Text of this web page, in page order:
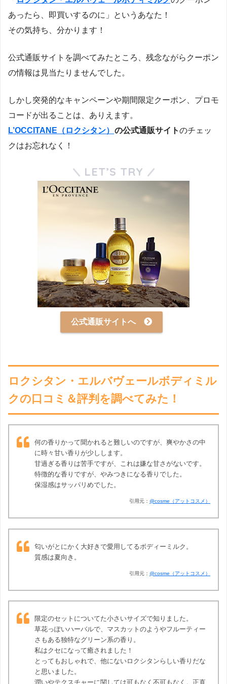
あったら、即買いするのに」というあなた！
その気持ち、分かります！
公式通販サイトを調べてみたところ、残念ながらクーポン
の情報は見当たりませんでした。
しかし突発的なキャンペーンや期間限定クーポン、プロモ
コードが出ることは、ありえます。
L’OCCITANE（ロクシタン） の公式通販サイトのチェッ
クはお忘れなく！
LET’S TRY
公式通販サイトへ
ロクシタン・エルバヴェールボディミル
クの口コミ＆評判を調べてみた！
何の香りかって聞かれると難しいのですが、爽やかさの中
に時々甘い香りが少しします。
甘過ぎる香りは苦手ですが、これは嫌な甘さがないです。
特徴的な香りですが、やみつきになる香りでした。
保湿感はサッパリめでした。
引用元： @cosme（アットコスメ）
匂いがとにかく大好きで愛用してるボディーミルク。
質感は夏向き。
引用元： @cosme（アットコスメ）
限定のセットについてた小さいサイズで知りました。
草花っぽいハーバルで、マスカットのようやフルーティー
さもある独特なグリーン系の香り。
私はクセになって癒されました！
とってもおしゃれで、他にないロクシタンらしい香りだな
と思いました。
潤いやテクスチャーに関しては可もなく不可もなく。正直